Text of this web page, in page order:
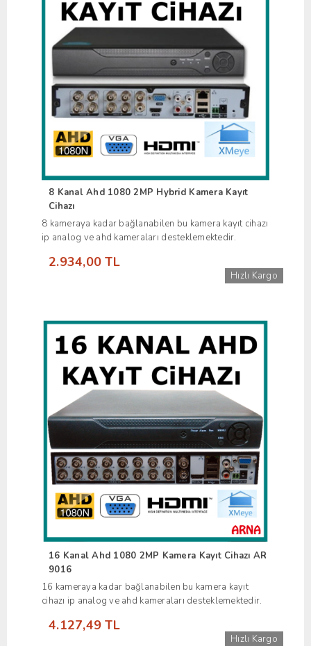
8 Kanal Ahd 1080 2MP Hybrid Kamera Kayıt
Cihazı
8 kameraya kadar bağlanabilen bu kamera kayıt cihazı
ip analog ve ahd kameraları desteklemektedir.
2.934,00 TL
Hızlı Kargo
16 Kanal Ahd 1080 2MP Kamera Kayıt Cihazı AR
9016
16 kameraya kadar bağlanabilen bu kamera kayıt
cihazı ip analog ve ahd kameraları desteklemektedir.
4.127,49 TL
Hızlı Kargo